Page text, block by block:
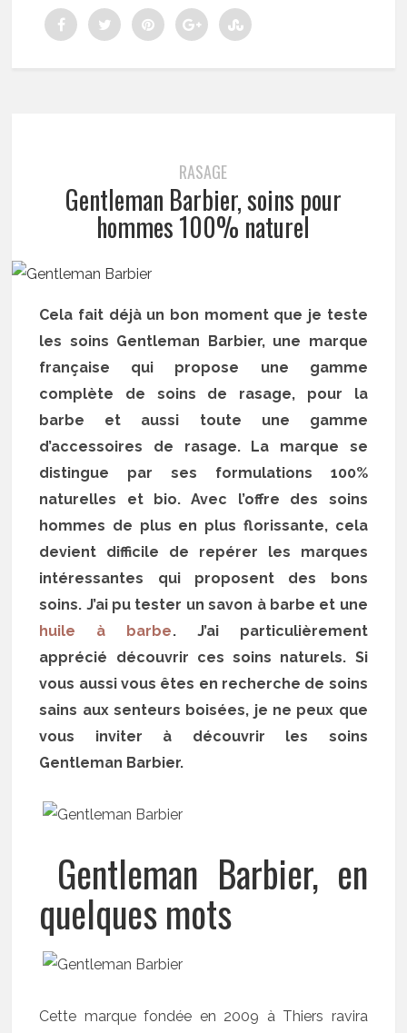
RASAGE
Gentleman Barbier, soins pour
hommes 100% naturel
Cela fait déjà un bon moment que je teste
les soins Gentleman Barbier, une marque
française qui propose une gamme
complète de soins de rasage, pour la
barbe et aussi toute une gamme
d’accessoires de rasage. La marque se
distingue par ses formulations 100%
naturelles et bio. Avec l’offre des soins
hommes de plus en plus florissante, cela
devient difficile de repérer les marques
intéressantes qui proposent des bons
soins. J’ai pu tester un savon à barbe et une
huile à barbe. J’ai particulièrement
apprécié découvrir ces soins naturels. Si
vous aussi vous êtes en recherche de soins
sains aux senteurs boisées, je ne peux que
vous inviter à découvrir les soins
Gentleman Barbier.
Gentleman Barbier, en
quelques mots
Cette marque fondée en 2009 à Thiers ravira